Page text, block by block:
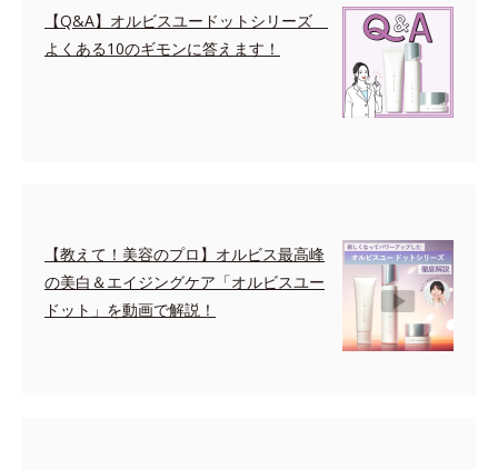
【Q&A】オルビスユードットシリーズ
よくある10のギモンに答えます！
【教えて！美容のプロ】オルビス最高峰
の美白＆エイジングケア「オルビスユー
ドット」を動画で解説！